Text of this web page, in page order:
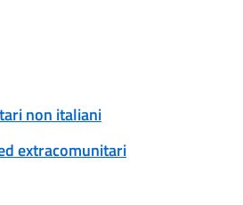
non italiani
extracomunitari